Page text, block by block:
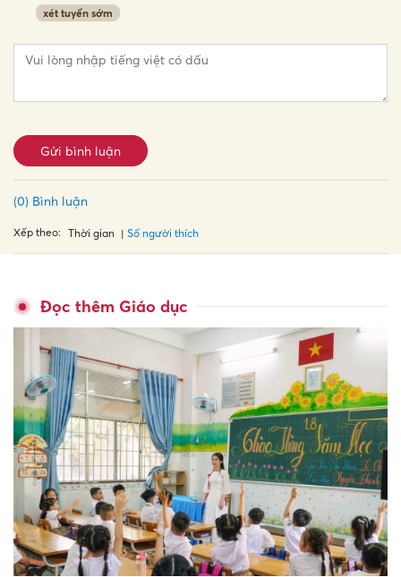
xét tuyển sớm
Gửi bình luận
(0) Bình luận
Xếp theo: Thời gian Số người thích
Đọc thêm Giáo dục